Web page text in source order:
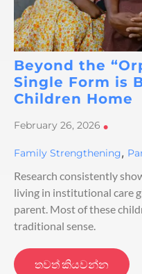
Beyond the
Single Form is
Children Home
February 26, 2026 •
Family Strengthening,
Research consistently
living in institutional care
parent. Most of these
traditional sense.
තවත් කියවන්න